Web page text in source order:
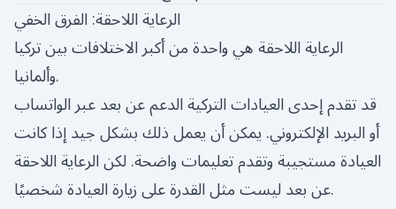
الرعاية اللاحقة: الفرق الخفي
الرعاية اللاحقة هي واحدة من أكبر الاختلافات بين تركيا
وألمانيا.
قد تقدم إحدى العيادات التركية الدعم عن بعد عبر الواتساب
أو البريد الإلكتروني. يمكن أن يعمل ذلك بشكل جيد إذا كانت
العيادة مستجيبة وتقدم تعليمات واضحة. لكن الرعاية اللاحقة
عن بعد ليست مثل القدرة على زيارة العيادة شخصيًا.